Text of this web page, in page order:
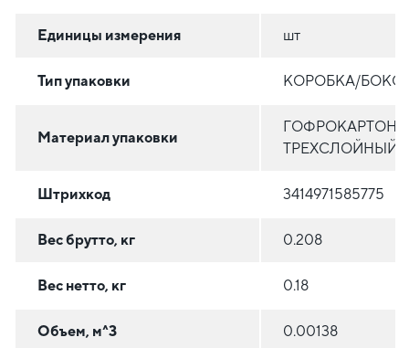
Единицы измерения шт
Тип упаковки КОРОБКА/БОКС
Материал упаковки
ГОФРОКАРТОН
ТРЕХСЛОЙНЫЙ
Штрихкод 3414971585775
Вес брутто, кг 0.208
Вес нетто, кг 0.18
Объем, м^3 0.00138